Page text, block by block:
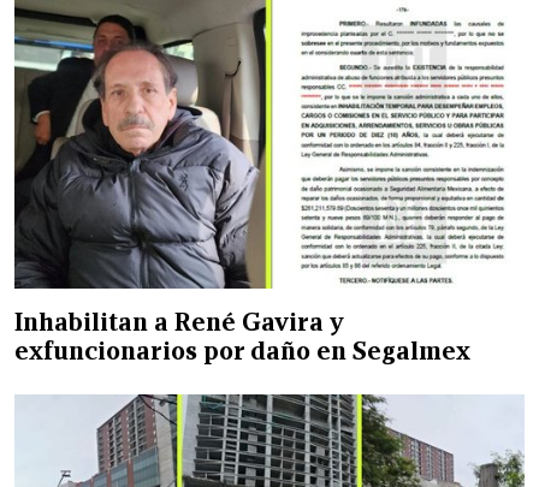
Inhabilitan a René Gavira y
exfuncionarios por daño en Segalmex